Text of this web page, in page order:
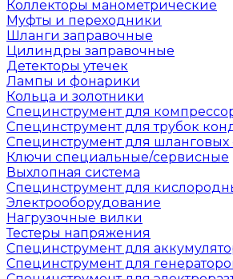
Коллекторы манометрические
Муфты и переходники
Шланги заправочные
Цилиндры заправочные
Детекторы утечек
Лампы и фонарики
Кольца и золотники
Специнструмент для
Специнструмент для трубок
Специнструмент для шланговых
Ключи специальные/сервисные
Выхлопная система
Специнструмент для
Электрооборудование
Нагрузочные вилки
Тестеры напряжения
Специнструмент для
Специнструмент для